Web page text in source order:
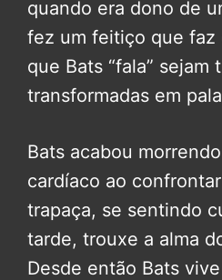
quando era dono de
fez um feitiço que faz
que Bats “fala” sejam
transformadas em
Bats acabou
cardíaco ao confrontar
trapaça, se sentindo
tarde, trouxe a alma
Desde então Bats